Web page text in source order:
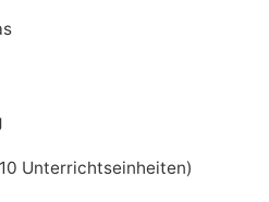
Unterrichtseinheiten)